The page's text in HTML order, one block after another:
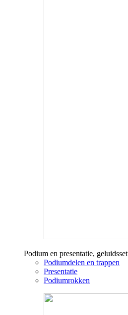
Podium en presentatie, geluidsset
Podiumdelen en trappen
Presentatie
Podiumrokken